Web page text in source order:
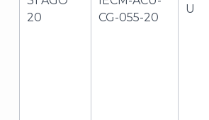
20
CG-055-20
U